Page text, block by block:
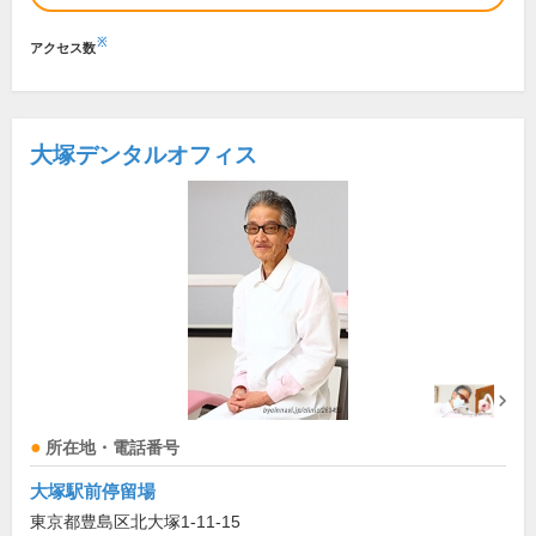
アクセス数※
大塚デンタルオフィス
所在地・電話番号
大塚駅前停留場
東京都豊島区北大塚1-11-15